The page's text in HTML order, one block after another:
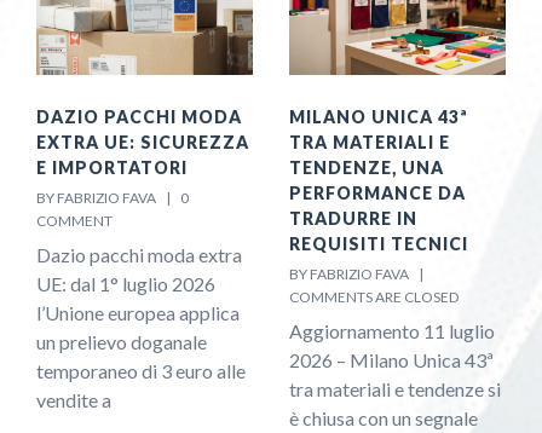
DAZIO PACCHI MODA
EXTRA UE: SICUREZZA
E IMPORTATORI
BY FABRIZIO FAVA    | 0
COMMENT
Dazio pacchi moda extra
UE: dal 1° luglio 2026
l’Unione europea applica
un prelievo doganale
temporaneo di 3 euro alle
vendite a
MILANO UNICA 43ª
TRA MATERIALI E
TENDENZE, UNA
PERFORMANCE DA
TRADURRE IN
REQUISITI TECNICI
COMMENTS ARE CLOSED
Aggiornamento 11 luglio
2026 – Milano Unica 43ª
tra materiali e tendenze si
è chiusa con un segnale